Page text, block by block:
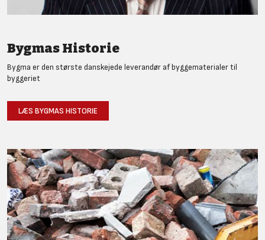
Bygmas Historie
Bygma er den største danskejede leverandør af byggematerialer til
byggeriet
LÆS BYGMAS HISTORIE